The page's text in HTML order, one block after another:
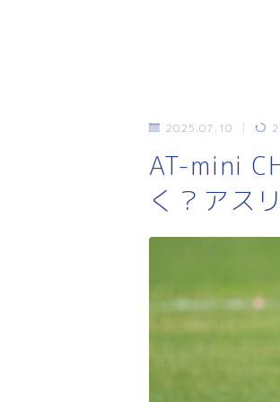
2025.07.10
AT-mini
く？アス